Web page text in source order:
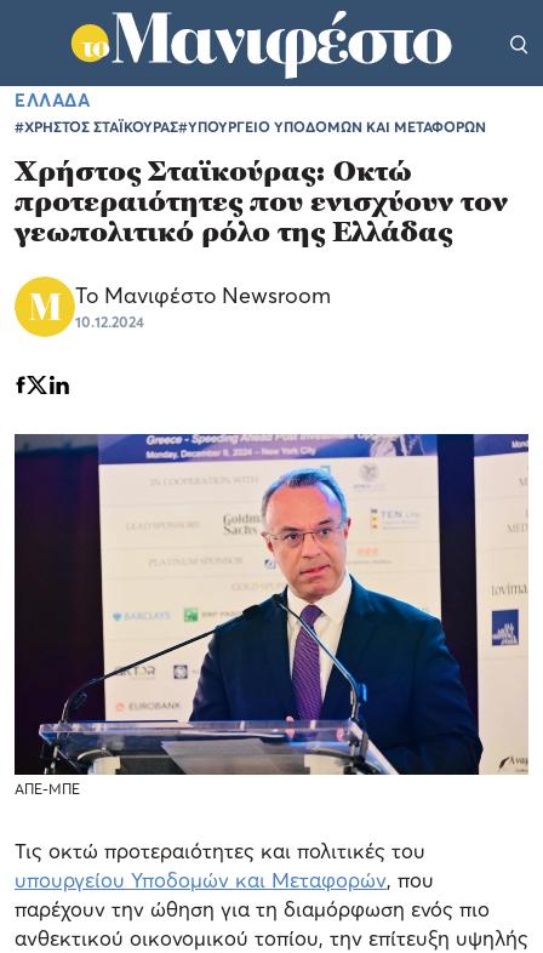
ΕΛΛΑΔΑ
#ΧΡΗΣΤΟΣ ΣΤΑΪΚΟΥΡΑΣ#ΥΠΟΥΡΓΕΙΟ ΥΠΟΔΟΜΩΝ ΚΑΙ ΜΕΤΑΦΟΡΩΝ
Χρήστος Σταϊκούρας: Οκτώ
προτεραιότητες που ενισχύουν τον
γεωπολιτικό ρόλο της Ελλάδας
Το Μανιφέστο Newsroom
10.12.2024
ΑΠΕ-ΜΠΕ
Τις οκτώ προτεραιότητες και πολιτικές του
υπουργείου Υποδομών και Μεταφορών, που
παρέχουν την ώθηση για τη διαμόρφωση ενός πιο
ανθεκτικού οικονομικού τοπίου, την επίτευξη υψηλής